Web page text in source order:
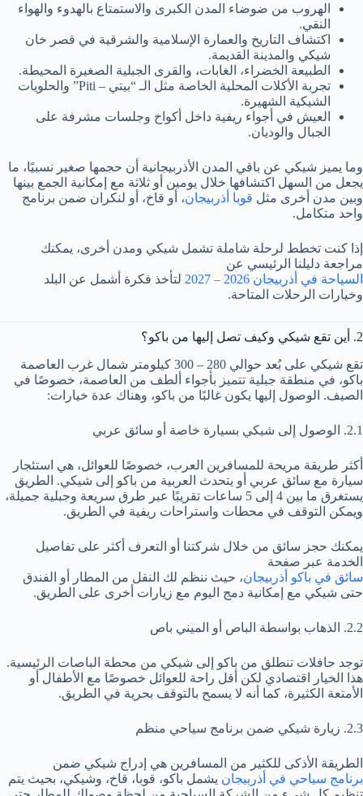
الهروب من ضوضاء المدن الكبرى والاستمتاع بالهدوء والهواء
النقي.
اكتشاف التاريخ والعمارة الإسلامية والشرقية في قصر خان
شيكي والمدينة القديمة.
الطبيعة الخضراء، الغابات، والقرى الجبلية الصغيرة المحيطة.
تجربة الأكلات المحلية الخاصة مثل الـ “بيتي – Piti” والحلويات
الشيكية الشهيرة.
العيش في أجواء ريفية داخل أكواخ وجلسات مشرفة على
الجبال والوديان.
وما يميز شيكي عن باقي المدن الأذربيجانية أن حجمها صغير نسبيًا، ما
يجعل من السهل اكتشافها خلال يومين أو ثلاثة مع إمكانية الجمع بينها
وبين مدن أخرى مثل قوبا أذربيجان، أو قاخ، أو لنكران ضمن برنامج
واحد متكامل.
إذا كنت تخطط لرحلة شاملة تشمل شيكي ومدن أخرى، يمكنك
مراجعة دليلنا الرئيسي عن
السياحة في أذربيجان 2026 – 2027
لتأخذ فكرة أشمل عن البلد
وخيارات الرحلات المتاحة.
2. أين تقع شيكي وكيف تصل إليها من باكو؟
تقع شيكي على بُعد حوالي 280 – 300 كيلومتر شمال غرب العاصمة
باكو، في منطقة جبلية تتميز بأجواء ألطف من العاصمة، خصوصًا في
الصيف. الوصول إليها يكون غالبًا من باكو، وهناك عدة خيارات:
2.1. الوصول إلى شيكي بسيارة خاصة أو سائق عربي
أكثر طريقة مريحة للمسافرين العرب، خصوصًا للعوائل، هي استئجار
سيارة مع سائق عربي أو يتحدث العربية من باكو إلى شيكي. الطريق
يستغرق ما بين 4 إلى 5 ساعات تقريبًا عبر طرق سريعة وجبلية جميلة،
ويمكن التوقف في محطات واستراحات ريفية في الطريق.
يمكنك حجز سائق من خلال شركتنا أو التعرف أكثر على تفاصيل
الخدمة عبر صفحة
سائق في باكو أذربيجان، حيث ننظم لك النقل من المطار أو الفندق
حتى شيكي مع إمكانية دمج اليوم مع زيارات أخرى على الطريق.
2.2. الذهاب بواسطة الباص أو الميني باص
توجد حافلات تنطلق من باكو إلى شيكي من محطة الباصات الرئيسية.
هذا الخيار اقتصادي لكن أقل راحة للعوائل خصوصًا مع الأطفال أو
الأمتعة الكثيرة، كما أنه لا يسمح بالتوقف بحرية في الطريق.
2.3. زيارة شيكي ضمن برنامج سياحي منظم
الطريقة الأذكى للكثير من المسافرين هي إدراج شيكي ضمن
برنامج سياحي في أذربيجان يشمل باكو، قوبا، قاخ، وشيكي، بحيث يتم